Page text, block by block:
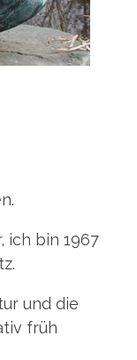
ich bin 1967
und die
früh